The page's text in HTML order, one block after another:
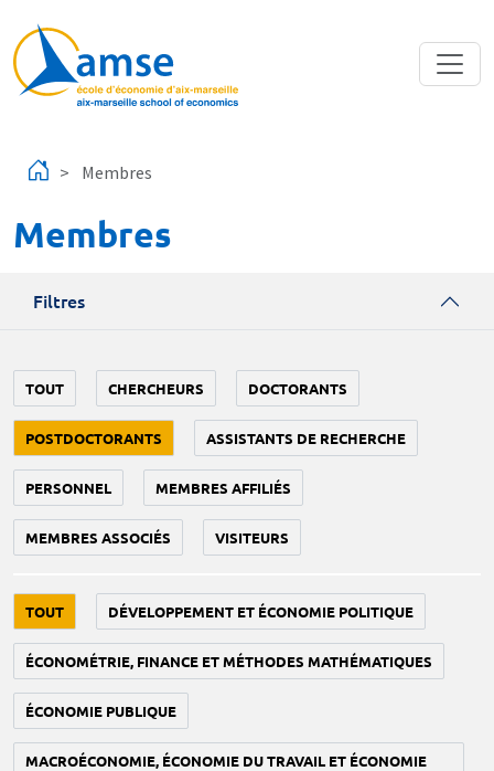
Membres
Membres
Filtres
TOUT CHERCHEURS DOCTORANTS
POSTDOCTORANTS ASSISTANTS DE RECHERCHE
PERSONNEL MEMBRES AFFILIÉS
MEMBRES ASSOCIÉS VISITEURS
TOUT DÉVELOPPEMENT ET ÉCONOMIE POLITIQUE
ÉCONOMÉTRIE, FINANCE ET MÉTHODES MATHÉMATIQUES
ÉCONOMIE PUBLIQUE
MACROÉCONOMIE, ÉCONOMIE DU TRAVAIL ET ÉCONOMIE